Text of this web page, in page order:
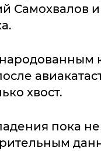
Самохвалов и
хвост.
пока